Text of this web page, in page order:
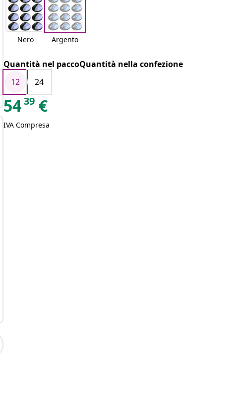
Nero Argento
Quantità nel paccoQuantità nella confezione
12
24
5439 €
IVA Compresa